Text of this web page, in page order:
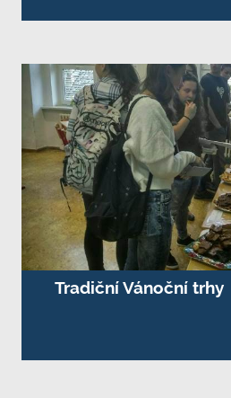
Tradiční Vánoční trhy